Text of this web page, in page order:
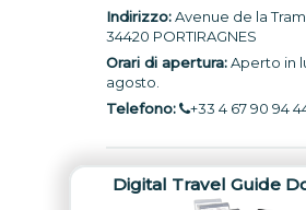
Indirizzo:Avenue de la
34420 PORTIRAGNES
Orari di apertura:Aperto in
agosto.
Telefono:
+33 4 67 90 94
Digital Travel Guide